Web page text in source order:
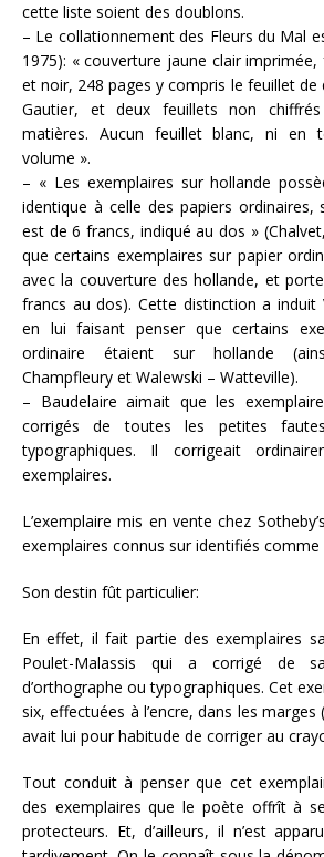
cette liste soient des doublons.
– Le collationnement des Fleurs du Mal
1975): « couverture jaune clair
et noir, 248 pages y compris le feuillet de
Gautier, et deux feuillets non
matières. Aucun feuillet blanc, ni
volume ».
– « Les exemplaires sur hollande
identique à celle des papiers ordinaires,
est de 6 francs, indiqué au dos »
que certains exemplaires sur papier
avec la couverture des hollande, et
francs au dos). Cette distinction a induit
en lui faisant penser que certains
ordinaire étaient sur hollande
Champfleury et Walewski – Watteville).
– Baudelaire aimait que les
corrigés de toutes les petites
typographiques. Il corrigeait
exemplaires.
L’exemplaire mis en vente chez
exemplaires connus sur identifiés
Son destin fût particulier:
En effet, il fait partie des exemplaires
Poulet-Malassis qui a corrigé de
d’orthographe ou typographiques. Cet
six, effectuées à l’encre, dans les
avait lui pour habitude de corriger au
Tout conduit à penser que cet
des exemplaires que le poète offrît à
protecteurs. Et, d’ailleurs, il n’est